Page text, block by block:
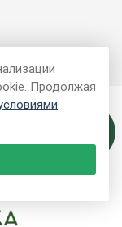
Продолжая
нами